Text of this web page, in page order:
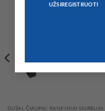
DUŠAI, ČIAUPAI, RANKINIAI SIURBLIAI